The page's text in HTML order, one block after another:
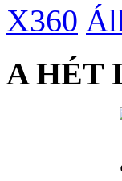
X360
A HÉT